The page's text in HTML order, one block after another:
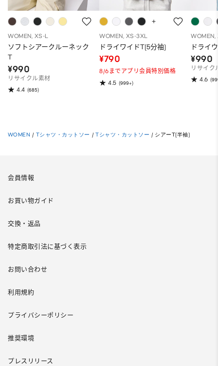
WOMEN, XS-L
ソフトシアークルーネック
T
¥990
リサイクル素材
4.4 (685)
WOMEN, XS-3XL
ドライワイドT(5分袖)
¥790
8/6までアプリ会員特別価格
4.5 (999+)
WOMEN,
ドライ
¥990
リサイク
4.6
WOMEN / Tシャツ・カットソー / Tシャツ・カットソー / シアーT(半袖)
会員情報
お買い物ガイド
交換・返品
特定商取引法に基づく表示
お問い合わせ
利用規約
プライバシーポリシー
推奨環境
プレスリリース